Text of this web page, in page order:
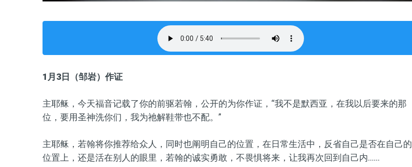
1月3 日（邹岩） 作证
主耶稣，今天福音记载了你的前驱若翰， 公开的为你作证， “我不是默西亚，在我以后要来的那
位，要用圣神洗你们，我为祂解鞋带也不配。 ”
主耶稣， 若翰将你推荐给众人，同时也阐明自己的位置，在日常生活中，反省自己是否在自己的
位置上，还是活在别人 的眼里， 若翰的诚实勇敢，不畏惧将来，让我再次回到自己内……